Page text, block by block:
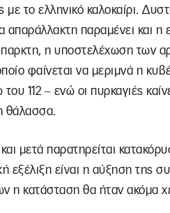
το ελληνικό καλοκαίρι.
απαράλλακτη παραμένει και η
η υποστελέχωση των
φαίνεται να μεριμνά η
112 ‒ ενώ οι πυρκαγιές
θάλασσα.
μετά παρατηρείται
εξέλιξη είναι η αύξηση της
η κατάσταση θα ήταν ακόμα